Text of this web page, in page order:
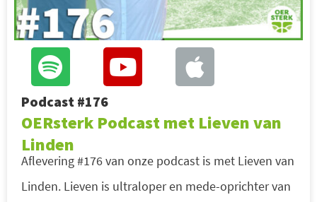
Podcast #176
OERsterk Podcast met Lieven van
Linden
Aflevering #176 van onze podcast is met Lieven van
Linden. Lieven is ultraloper en mede-oprichter van